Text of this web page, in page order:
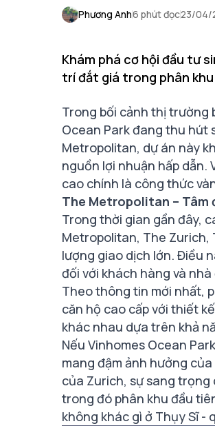
Phương Anh6 phút đọc23/04/
Khám phá cơ hội đầu tư
trí đắt giá trong phân
Trong bối cảnh thị trường
Ocean Park đang thu hút
Metropolitan, dự án này
nguồn lợi nhuận hấp dẫn.
cao chính là công thức
The Metropolitan – Tâm
Trong thời gian gần đây,
Metropolitan, The Zurich,
lượng giao dịch lớn. Điều
đối với khách hàng và nhà
Theo thông tin mới nhất,
căn hộ cao cấp với thiết
khác nhau dựa trên khả
Nếu Vinhomes Ocean
mang đậm ảnh hưởng
của Zurich, sự sang trọng
trong đó phân khu đầu
không khác gì ở Thụy Sĩ -